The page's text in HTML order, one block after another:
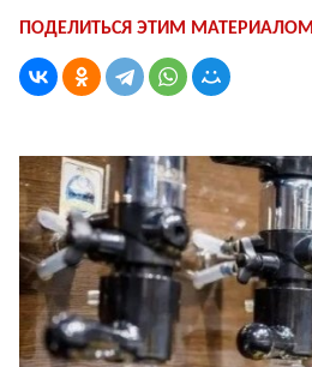
ПОДЕЛИТЬСЯ ЭТИМ МАТЕРИАЛОМ